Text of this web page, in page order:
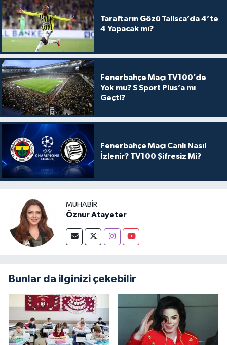
Taraftarın Gözü Talisca’da 4’te
4 Yapacak mı?
Fenerbahçe Maçı TV100’de
Yok mu? S Sport Plus’a mı
Geçti?
Fenerbahçe Maçı Canlı Nasıl
İzlenir? TV100 Şifresiz Mi?
MUHABIR
Öznur Atayeter
Bunlar da ilginizi çekebilir